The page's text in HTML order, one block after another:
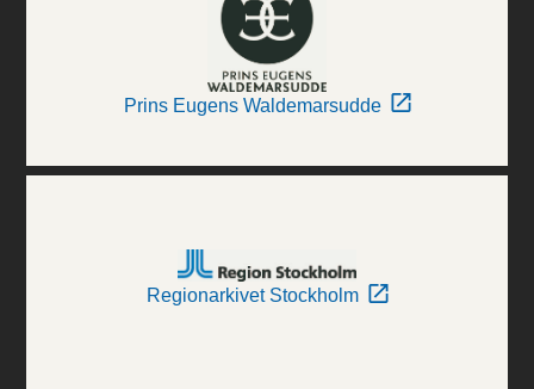
Prins Eugens Waldemarsudde
Regionarkivet Stockholm